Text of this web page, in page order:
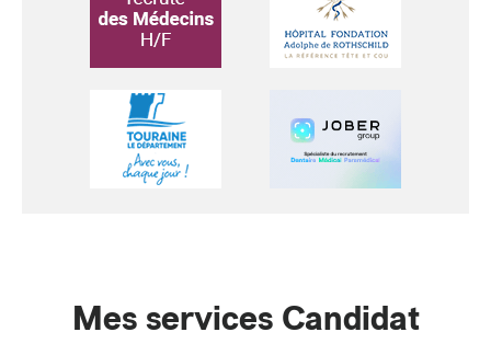
Mes services Candidat